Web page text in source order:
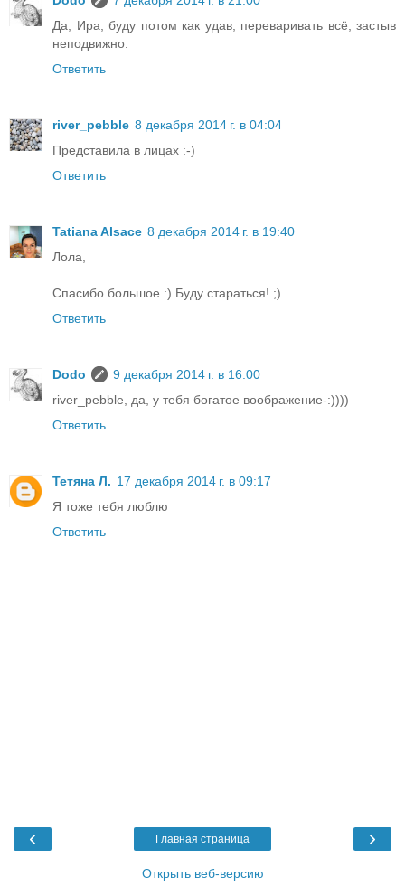
Да, Ира, буду потом как удав, переваривать всё, застыв
неподвижно.
Ответить
river_pebble 8 декабря 2014 г. в 04:04
Представила в лицах :-)
Ответить
Tatiana Alsace 8 декабря 2014 г. в 19:40
Лола,
Спасибо большое :) Буду стараться! ;)
Ответить
Dodo
9 декабря 2014 г. в 16:00
river_pebble, да, у тебя богатое воображение-:))))
Ответить
Тетяна Л. 17 декабря 2014 г. в 09:17
Я тоже тебя люблю
Ответить
‹ ›
Главная страница
Открыть веб-версию